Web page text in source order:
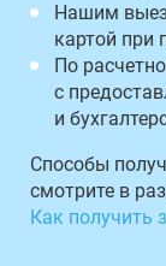
Нашим
картой при
По
с
и
Способы
смотрите в
Как получить